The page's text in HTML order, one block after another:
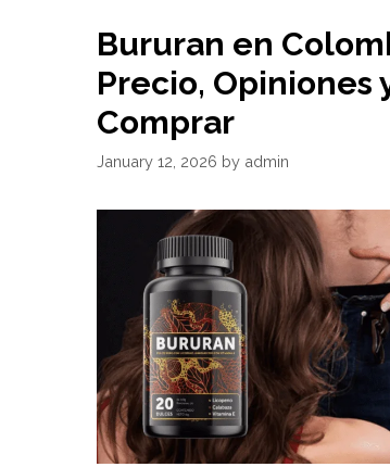
Bururan en
Precio, Opiniones
Comprar
January 12, 2026 by admin